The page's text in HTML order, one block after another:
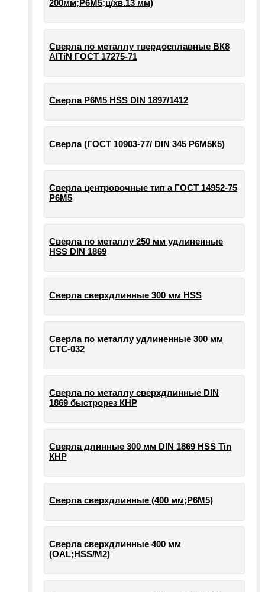
200мм;Р6М5;ц/хв.13 мм)
Сверла по металлу твердосплавные ВК8
AlTiN ГОСТ 17275-71
Сверла Р6М5 HSS DIN 1897/1412
Сверла (ГОСТ 10903-77/ DIN 345 Р6М5К5)
Сверла центровочные тип а ГОСТ 14952-75
Р6М5
Сверла по металлу 250 мм удлиненные
HSS DIN 1869
Сверла сверхдлинные 300 мм HSS
Сверла по металлу удлиненные 300 мм
СТС-032
Сверла по металлу сверхдлинные DIN
1869 быстрорез КНР
Сверла длинные 300 мм DIN 1869 HSS Tin
КНР
Сверла сверхдлинные (400 мм;Р6М5)
Сверла сверхдлинные 400 мм
(OAL;HSS/M2)